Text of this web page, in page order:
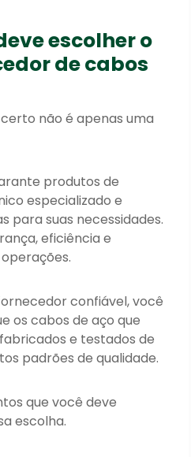
escolher o
de cabos
não é apenas uma
produtos de
especializado e
para suas necessidades.
eficiência e
confiável, você
os cabos de aço que
e testados de
padrões de qualidade.
que você deve
escolha.